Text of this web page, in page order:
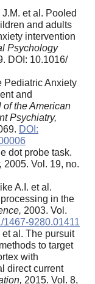
et al. Pooled
and adults
intervention
Psychology
DOI: 10.1016/
Pediatric Anxiety
and
of the American
Psychiatry,
DOI:
dot probe task.
2005. Vol. 19, no.
A.I. et al.
in the
2003. Vol.
1467-9280.01411
et al. The pursuit
to target
with
direct current
2015. Vol. 8,